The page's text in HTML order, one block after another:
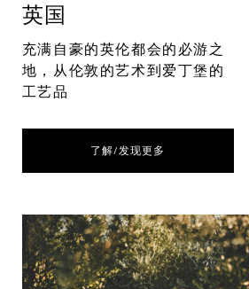
英国
充满自豪的英伦都会的必游之
地，从伦敦的艺术到爱丁堡的
工艺品
了解/发现更多